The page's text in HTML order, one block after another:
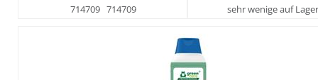
714709 714709 sehr wenige auf Lager